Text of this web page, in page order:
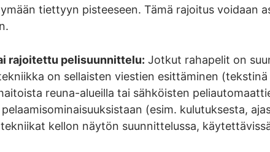
tiettyyn pisteeseen. Tämä rajoitus voidaan
rajoitettu pelisuunnittelu: Jotkut rahapelit on
on sellaisten viestien esittäminen
reuna-alueilla tai sähköisten
(esim. kulutuksesta,
kellon näytön suunnittelussa,